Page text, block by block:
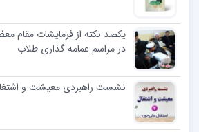
یکصد نکته از فرمایشات مقام
در مراسم عمامه گذاری طلاب
نشست راهبردی معیشت و